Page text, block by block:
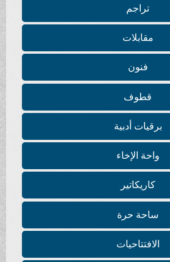
تراجم
مقابلات
فنون
قطوف
برقيات أدبية
واحة الإخاء
كاريكاتير
ساحة حرة
الافتتاحيات